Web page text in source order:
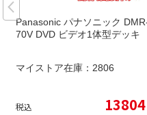
Panasonic パナソニック
70V DVD ビデオ1体型デッキ
マイストア在庫： 2806
税込 13804